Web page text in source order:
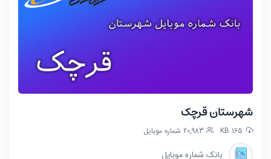
خزانه، شهرک بعثت، شهرک شهید رجایی و … میباشد.
شهرستان قرچک
165 KB 20,983 شماره موبایل
بانک شماره موبایل